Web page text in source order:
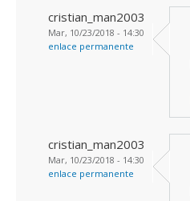
cristian_man2003
Mar, 10/23/2018 - 14:30
enlace permanente
cristian_man2003
Mar, 10/23/2018 - 14:30
enlace permanente